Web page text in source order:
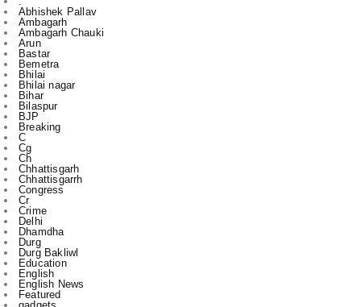
Bastar
Bemetra
Bhilai
Bhilai nagar
Bihar
Bilaspur
BJP
Breaking
C
Cg
Ch
Chhattisgarh
Chhattisgarrh
Congress
Cr
Crime
Delhi
Dhamdha
Durg
Durg Bakliwl
Education
English
English News
Featured
gadgets
gajendra yadav
HTC
Inda
Indai